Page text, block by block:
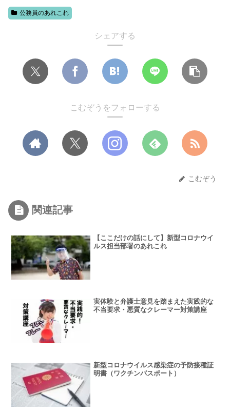
公務員のあれこれ
シェアする
こむぞうをフォローする
こむぞう
関連記事
【ここだけの話にして】新型コロナウイ
ルス担当部署のあれこれ
実体験と弁護士意見を踏まえた実践的な
不当要求・悪質なクレーマー対策講座
新型コロナウイルス感染症の予防接種証
明書（ワクチンパスポート）